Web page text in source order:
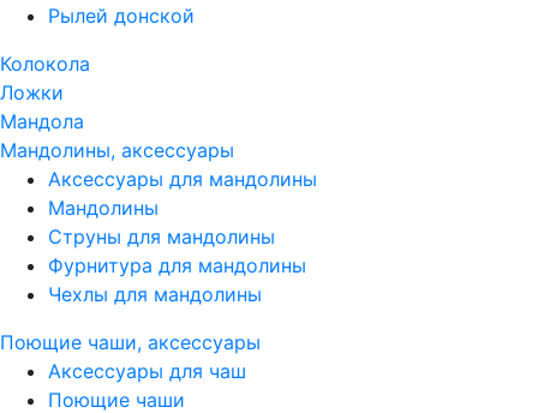
Рылей донской
Колокола
Ложки
Мандола
Мандолины, аксессуары
Аксессуары для мандолины
Мандолины
Струны для мандолины
Фурнитура для мандолины
Чехлы для мандолины
Поющие чаши, аксессуары
Аксессуары для чаш
Поющие чаши